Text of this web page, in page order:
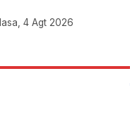
4 Agt 2026